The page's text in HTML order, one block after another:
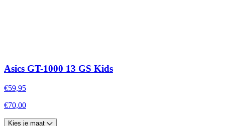
Asics GT-1000 13 GS Kids
€59,95
€70,00
Kies je maat